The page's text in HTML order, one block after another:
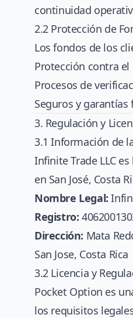
continuidad
2.2 Protección de
Los fondos de los
Protección contra
Procesos de
Seguros y garantías
3. Regulación y
3.1 Información de
Infinite Trade LLC
en San José, Costa
Nombre Legal:
Registro:
Dirección: Mata
San Jose, Costa Rica
3.2 Licencia y
Pocket Option es
los requisitos